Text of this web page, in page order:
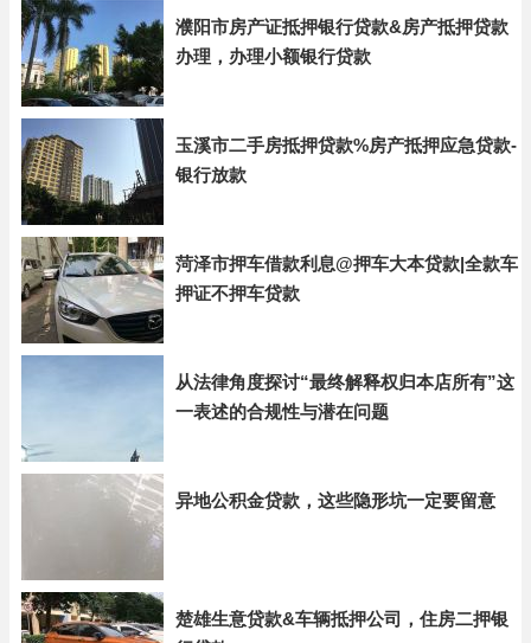
濮阳市房产证抵押银行贷款&房产抵押贷款
办理，办理小额银行贷款
玉溪市二手房抵押贷款%房产抵押应急贷款-
银行放款
菏泽市押车借款利息@押车大本贷款|全款车
押证不押车贷款
从法律角度探讨“最终解释权归本店所有”这
一表述的合规性与潜在问题
异地公积金贷款，这些隐形坑一定要留意
楚雄生意贷款&车辆抵押公司，住房二押银